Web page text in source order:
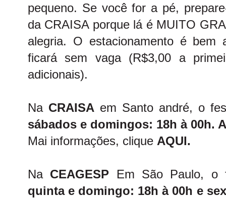
pequeno. Se você for a pé,
da CRAISA porque lá é MUITO
alegria. O estacionamento é bem
ficará sem vaga (R$3,00 a
adicionais).
Na CRAISA em Santo andré, o
sábados e domingos: 18h à 00h.
Mai informações, clique AQUI.
Na CEAGESP Em São Paulo, o
quinta e domingo: 18h à 00h e